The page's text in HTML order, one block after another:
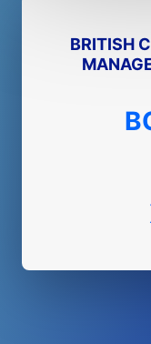
BRITISH